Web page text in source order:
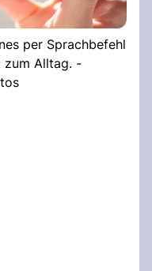
per Sprachbefehl
zum Alltag. -